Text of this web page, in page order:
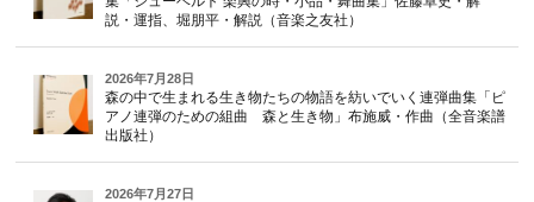
説・運指、堀朋平・解説（音楽之友社）
2026年7月28日
森の中で生まれる生き物たちの物語を紡いでいく連弾曲集「ピ
アノ連弾のための組曲 森と生き物」布施威・作曲（全音楽譜
出版社）
2026年7月27日